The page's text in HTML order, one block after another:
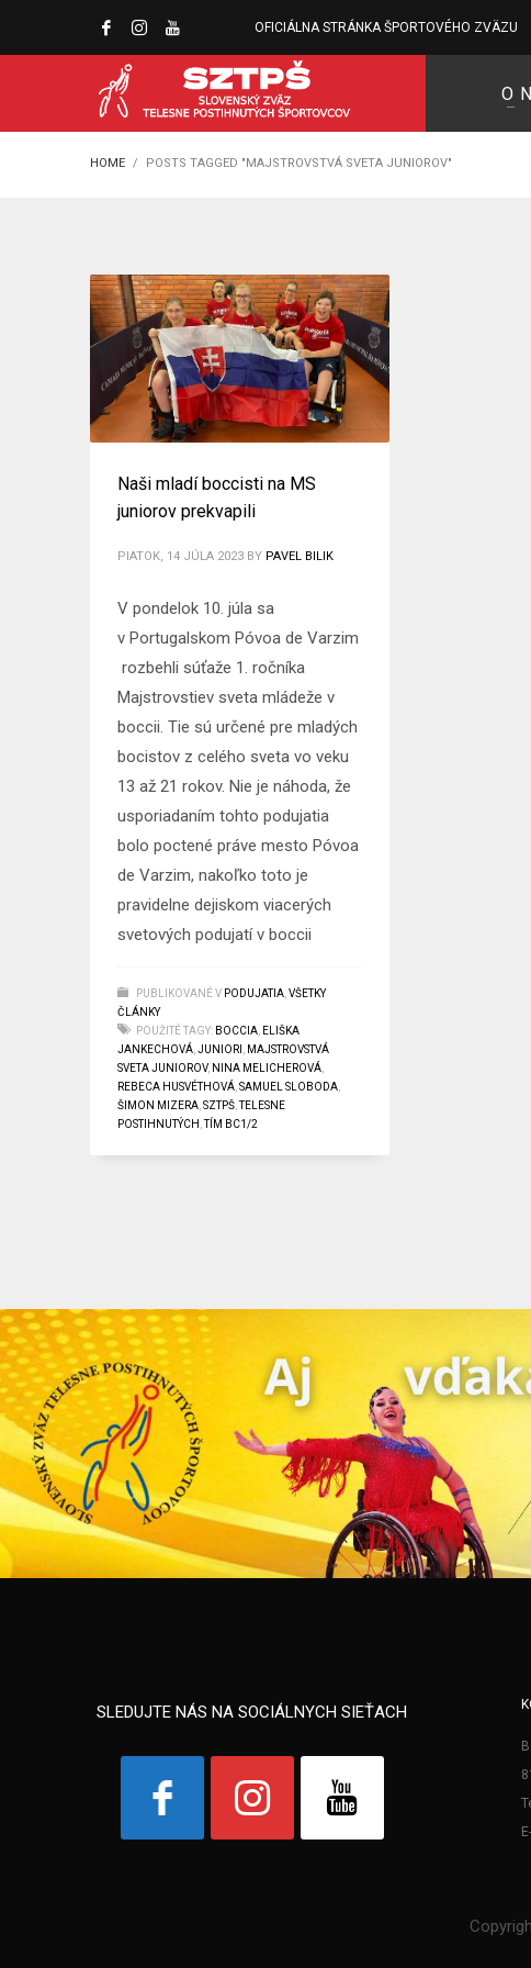
OFICIÁLNA STRÁNKA ŠPORTOVÉHO ZVÄZU
O
HOME POSTS TAGGED "MAJSTROVSTVÁ SVETA JUNIOROV"
Naši mladí boccisti na MS
juniorov prekvapili
PIATOK, 14 JÚLA 2023 BY PAVEL BILIK
V pondelok 10. júla sa
v Portugalskom Póvoa de Varzim
rozbehli súťaže 1. ročníka
Majstrovstiev sveta mládeže v
boccii. Tie sú určené pre mladých
bocistov z celého sveta vo veku
13 až 21 rokov. Nie je náhoda, že
usporiadaním tohto podujatia
bolo poctené práve mesto Póvoa
de Varzim, nakoľko toto je
pravidelne dejiskom viacerých
svetových podujatí v boccii
PUBLIKOVANÉ V PODUJATIA,VŠETKY
ČLÁNKY
POUŽITÉ TAGY: BOCCIA, ELIŠKA
JANKECHOVÁ,JUNIORI , MAJSTROVSTVÁ
SVETA JUNIOROV, NINA MELICHEROVÁ,
REBECA HUSVÉTHOVÁ,SAMUEL SLOBODA,
ŠIMON MIZERA,SZTPŠ,TELESNE
POSTIHNUTÝCH ,TÍM BC1/2
SLEDUJTE NÁS NA SOCIÁLNYCH SIEŤACH